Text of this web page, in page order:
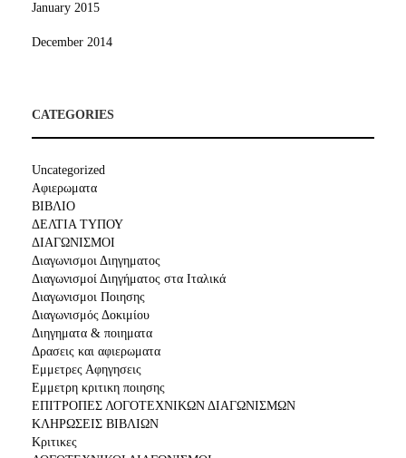
January 2015
December 2014
CATEGORIES
Uncategorized
Αφιερωματα
ΒΙΒΛΙΟ
ΔΕΛΤΙΑ ΤΥΠΟΥ
ΔΙΑΓΩΝΙΣΜΟΙ
Διαγωνισμοι Διηγηματος
Διαγωνισμοί Διηγήματος στα Ιταλικά
Διαγωνισμοι Ποιησης
Διαγωνισμός Δοκιμίου
Διηγηματα & ποιηματα
Δρασεις και αφιερωματα
Εμμετρες Αφηγησεις
Εμμετρη κριτικη ποιησης
ΕΠΙΤΡΟΠΕΣ ΛΟΓΟΤΕΧΝΙΚΩΝ ΔΙΑΓΩΝΙΣΜΩΝ
ΚΛΗΡΩΣΕΙΣ ΒΙΒΛΙΩΝ
Κριτικες